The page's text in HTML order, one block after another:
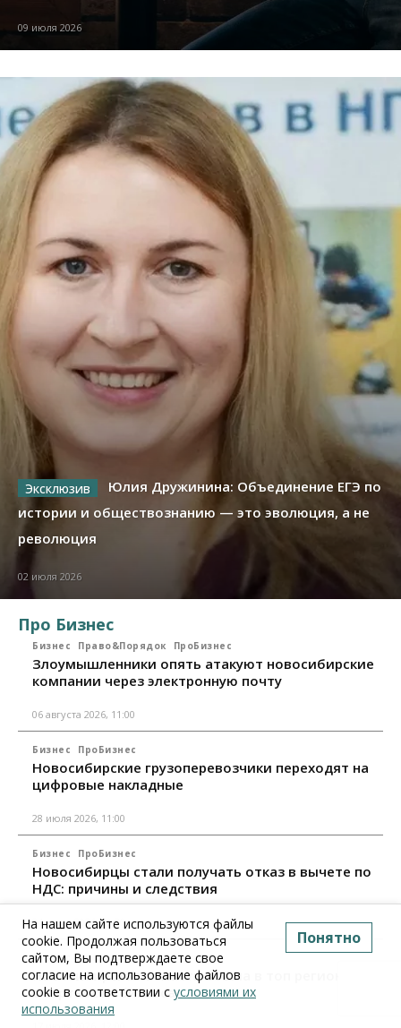
09 июля 2026
Юлия Дружинина: Объединение ЕГЭ по
истории и обществознанию — это эволюция, а не
революция
02 июля 2026
Про Бизнес
Бизнес Право&Порядок ПроБизнес
Злоумышленники опять атакуют новосибирские
компании через электронную почту
06 августа 2026, 11:00
Бизнес ПроБизнес
Новосибирские грузоперевозчики переходят на
цифровые накладные
28 июля 2026, 11:00
Бизнес ПроБизнес
Новосибирцы стали получать отказ в вычете по
НДС: причины и следствия
24 июля 2026, 10:30
Бизнес ПроБизнес
Новосибирская область вошла в топ регионов по
смертности бизнеса
На нашем сайте используются файлы
cookie. Продолжая пользоваться
сайтом, Вы подтверждаете свое
согласие на использование файлов
cookie в соответствии с условиями их
использования
Понятно